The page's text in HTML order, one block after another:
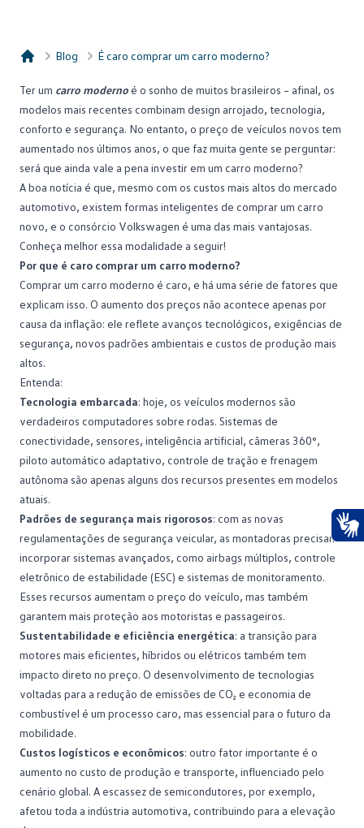
Blog É caro comprar um carro moderno?
Ter um carro modernoé o sonho de muitos brasileiros – afinal, os
modelos mais recentes combinam design arrojado, tecnologia,
conforto e segurança. No entanto, o preço de veículos novos tem
aumentado nos últimos anos, o que faz muita gente se perguntar:
será que ainda vale a pena investir em um carro moderno?
A boa notícia é que, mesmo com os custos mais altos do mercado
automotivo, existem formas inteligentes de comprar um carro
novo, e o consórcio Volkswagen é uma das mais vantajosas.
Conheça melhor essa modalidade a seguir!
Por que é caro comprar um carro moderno?
Comprar um carro moderno é caro, e há uma série de fatores que
explicam isso. O aumento dos preços não acontece apenas por
causa da inflação: ele reflete avanços tecnológicos, exigências de
segurança, novos padrões ambientais e custos de produção mais
altos.
Entenda:
Tecnologia embarcada: hoje, os veículos modernos são
verdadeiros computadores sobre rodas. Sistemas de
conectividade, sensores, inteligência artificial, câmeras 360°,
piloto automático adaptativo, controle de tração e frenagem
autônoma são apenas alguns dos recursos presentes em modelos
atuais.
Padrões de segurança mais rigorosos: com as novas
regulamentações de segurança veicular, as montadoras precisam
incorporar sistemas avançados, como airbags múltiplos, controle
eletrônico de estabilidade (ESC) e sistemas de monitoramento.
Esses recursos aumentam o preço do veículo, mas também
garantem mais proteção aos motoristas e passageiros.
Sustentabilidade e eficiência energética: a transição para
motores mais eficientes, híbridos ou elétricos também tem
impacto direto no preço. O desenvolvimento de tecnologias
voltadas para a redução de emissões de CO₂ e economia de
combustível é um processo caro, mas essencial para o futuro da
mobilidade.
Custos logísticos e econômicos: outro fator importante é o
aumento no custo de produção e transporte, influenciado pelo
cenário global. A escassez de semicondutores, por exemplo,
afetou toda a indústria automotiva, contribuindo para a elevação